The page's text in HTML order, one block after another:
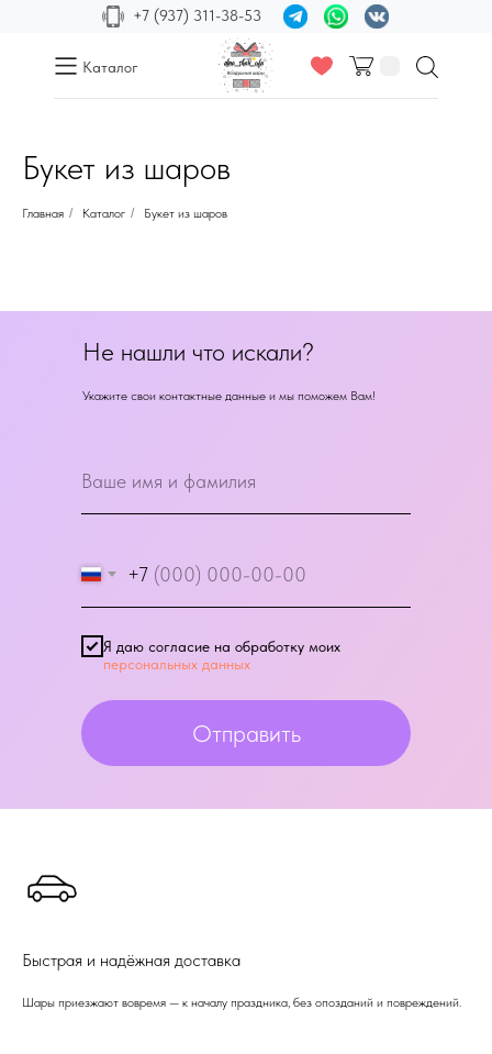
+7 (937) 311-38-53
Каталог
Букет из шаров
Главная / Каталог / Букет из шаров
+7
Я даю согласие на обработку моих
персональных данных
Отправить
Не нашли что искали?
Укажите свои контактные данные и мы поможем Вам!
Быстрая и надёжная доставка
Шары приезжают вовремя — к началу праздника, без опозданий и повреждений.